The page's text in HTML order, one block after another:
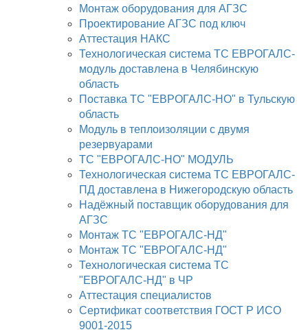
Монтаж оборудования для АГЗС
Проектирование АГЗС под ключ
Аттестация НАКС
Технологическая система ТС ЕВРОГАЛС-
модуль доставлена в Челябинскую
область
Поставка ТС "ЕВРОГАЛС-НО" в Тульскую
область
Модуль в теплоизоляции с двумя
резервуарами
ТС "ЕВРОГАЛС-НО" МОДУЛЬ
Технологическая система ТС ЕВРОГАЛС-
ПД доставлена в Нижегородскую область
Надёжный поставщик оборудования для
АГЗС
Монтаж ТС "ЕВРОГАЛС-НД"
Монтаж ТС "ЕВРОГАЛС-НД"
Технологическая система ТС
"ЕВРОГАЛС-НД" в ЧР
Аттестация специалистов
Сертификат соответствия ГОСТ Р ИСО
9001-2015